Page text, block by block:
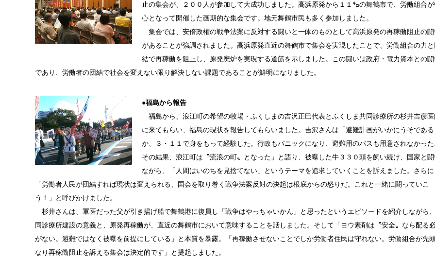
止の集会が、２００人が参加して大成功しました。高浜原発から１１㌔の舞鶴市で、労働組合が
心となって開催した画期的な集会です。地元舞鶴市民も多く参加しました。
集会では、安倍政権の戦争法案に反対する闘いと一体のものとして高浜原発の再稼働阻止の
があることが強調されました。高浜原発直近の舞鶴市で集会を実現したことで、労働組合の力と
結で再稼働を阻止し、原発廃炉を実現する道筋を示しました。この闘いは政府・電力資本との
であり、労働者の団結で社会を変えない限り解決しない課題であることが鮮明になりました。
●福島から報告
福島から、浪江町の希望の牧場・ふくしまの吉沢正巳代表とふくしま共同診療所の杉井吉彦医
に来てもらい、福島の現状を報告してもらいました。吉沢さんは「避難計画がいかにうそである
か、３・１１で身をもって経験した。行政もパニックになり、避難用のバスも用意されなかった
その結果、浪江町は〝流浪の町〟となった」と語り、被曝した牛３３０頭を飼い続け、国家と
ながら、「人間はいのちを見捨てない」というテーマを追求していくことを訴えました。さらに
「労働者人民が団結すれば現状は変えられる、国会を取り巻く戦争法案反対の決起は根底からの怒りだ。これと一緒に闘っていこ
う！」と呼びかけました。
杉井さんは、軍医だった父が引き揚げ船で舞鶴港に復員し「戦争はやっちゃいかん」と思ったというエピソードを紹介しながら
同診療所建設の意義と、原発再稼働が、直近の舞鶴市において意味することを話しました。そして「ヨウ素剤は〝安全〟なら配る
がない。避難ではなく被曝を前提にしている」と本質を暴露。「再稼働させないことでしか労働者住民は守れない。労働組合が先
なり再稼働阻止を訴える集会は決定的です」と提起しました。